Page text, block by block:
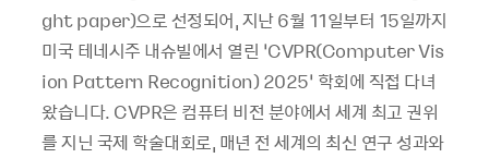
ght paper)으로 선정되어, 지난 6월 11일부터 15일까지
미국 테네시주 내슈빌에서 열린 ‘CVPR(Computer Vis
ion Pattern Recognition) 2025’ 학회에 직접 다녀
왔습니다. CVPR은 컴퓨터 비전 분야에서 세계 최고 권위
를 지닌 국제 학술대회로, 매년 전 세계의 최신 연구 성과와